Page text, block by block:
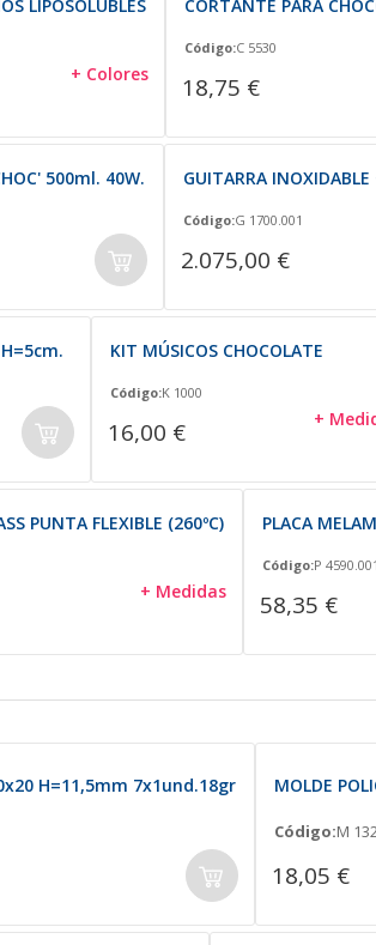
LIPOSOLUBLES
+ Colores
CORTANTE PARA
Código:C 5530
18,75 €
500ml. 40W. GUITARRA
Código:G 1700.001
2.075,00 €
H=5cm. KIT MÚSICOS CHOCOLATE
Código:K 1000
16,00 € +
PUNTA FLEXIBLE (260ºC)
+ Medidas
PLACA
Código:P 4590.001
58,35 €
H=11,5mm 7x1und.18gr MOLDE
Código:M
18,05 €